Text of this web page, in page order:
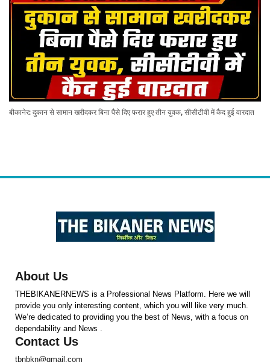
बीकानेर: दुकान से सामान खरीदकर बिना पैसे दिए फरार हुए तीन युवक, सीसीटीवी में कैद हुई वारदात
About Us
THEBIKANERNEWS is a Professional News Platform. Here we will
provide you only interesting content, which you will like very much.
We’re dedicated to providing you the best of News, with a focus on
dependability and News .
Contact Us
tbnbkn@gmail.com